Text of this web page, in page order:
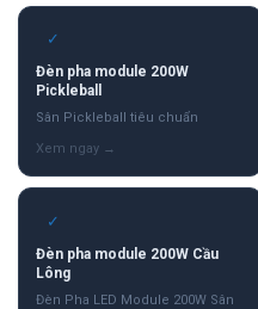
✓
Đèn pha module 200W
Pickleball
Sân Pickleball tiêu chuẩn
✓
Đèn pha module 200W Cầu
Lông
Đèn Pha LED Module 200W Sân